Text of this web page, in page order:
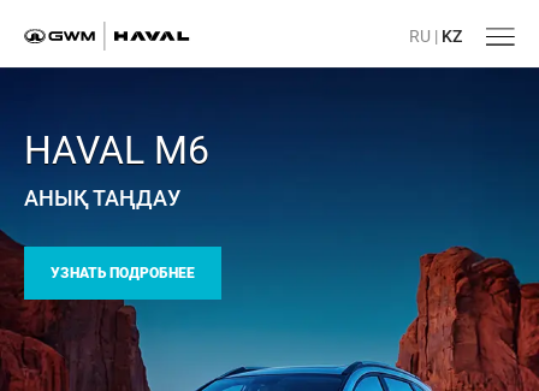
RU | KZ
HAVAL M6
АНЫҚ ТАҢДАУ
УЗНАТЬ ПОДРОБНЕЕ